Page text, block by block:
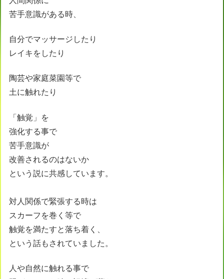
苦手意識がある時、
自分でマッサージしたり
レイキをしたり
陶芸や家庭菜園等で
土に触れたり
「触覚」を
強化する事で
苦手意識が
改善されるのはないか
という説に共感しています。
対人関係で緊張する時は
スカーフを巻く等で
触覚を満たすと落ち着く、
という話もされていました。
人や自然に触れる事で